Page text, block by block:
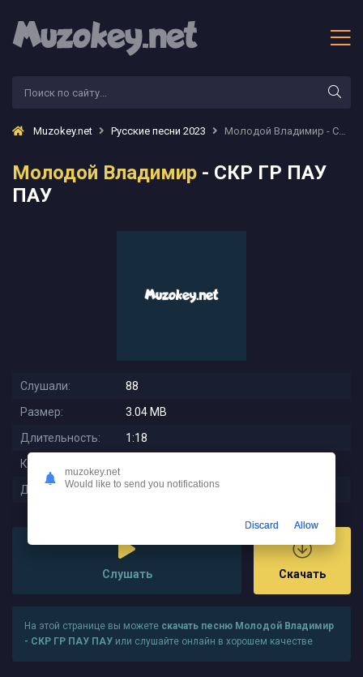
Muzokey.net Русские песни 2023 Молодой Владимир - СКР ГР ПАУ ПАУ
Молодой Владимир - СКР ГР ПАУ
ПАУ
Слушали:
88
Размер:
3.04 MB
Длительность:
1:18
Качество:
Дата релиза:
2025-11-28 01:45:01
Слушать Скачать
На этой странице вы можете скачать песню Молодой Владимир
- СКР ГР ПАУ ПАУ или слушайте онлайн в хорошем качестве
muzokey.net
Would like to send you notifications
Discard Allow